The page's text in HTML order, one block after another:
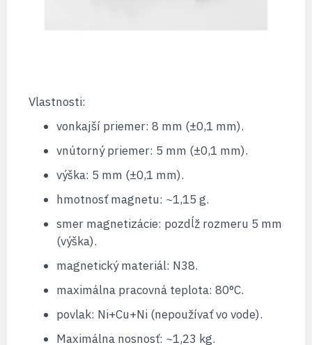
Vlastnosti:
vonkajší priemer: 8 mm (±0,1 mm).
vnútorný priemer: 5 mm (±0,1 mm).
výška: 5 mm (±0,1 mm).
hmotnosť magnetu: ~1,15 g.
smer magnetizácie: pozdĺž rozmeru 5 mm
(výška).
magnetický materiál: N38.
maximálna pracovná teplota: 80°C.
povlak: Ni+Cu+Ni (nepoužívať vo vode).
Maximálna nosnosť: ~1,23 kg.